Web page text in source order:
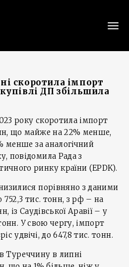
скоротила імпорт
ДП збільшила
року скоротила імпорт
що майже на 22% менше,
менше за аналогічний
повідомила Рада з
ринку країни (EPDK).
порівняно з даними
752,3 тис. тонн, з рф – на
із Саудівської Аравії – у
У свою чергу, імпорт
удвічі, до 647,8 тис. тонн.
Туреччину в липні